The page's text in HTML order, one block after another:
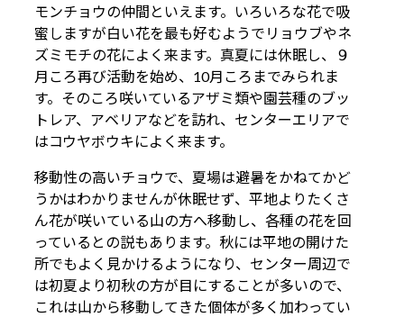
モンチョウの仲間といえます。いろいろな花で吸
蜜しますが白い花を最も好むようでリョウブやネ
ズミモチの花によく来ます。真夏には休眠し、９
月ころ再び活動を始め、10月ころまでみられま
す。そのころ咲いているアザミ類や園芸種のブッ
トレア、アベリアなどを訪れ、センターエリアで
はコウヤボウキによく来ます。
移動性の高いチョウで、夏場は避暑をかねてかど
うかはわかりませんが休眠せず、平地よりたくさ
ん花が咲いている山の方へ移動し、各種の花を回
っているとの説もあります。秋には平地の開けた
所でもよく見かけるようになり、センター周辺で
は初夏より初秋の方が目にすることが多いので、
これは山から移動してきた個体が多く加わってい